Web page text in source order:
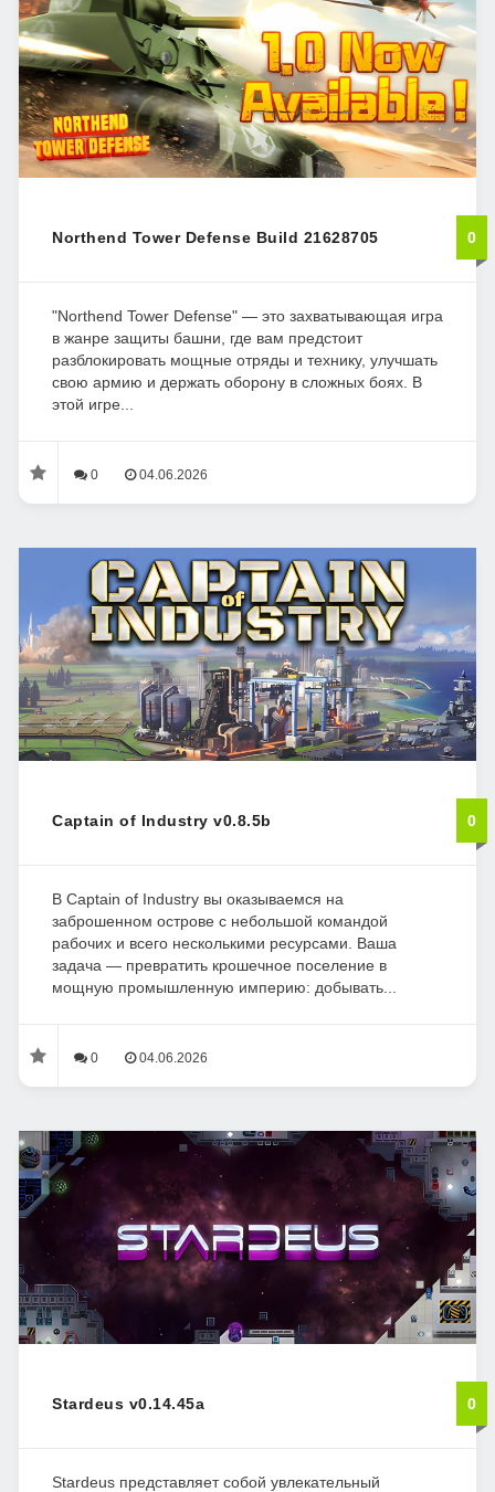
Northend Tower Defense Build 21628705 0
"Northend Tower Defense" — это захватывающая игра
в жанре защиты башни, где вам предстоит
разблокировать мощные отряды и технику, улучшать
свою армию и держать оборону в сложных боях. В
этой игре...
0 04.06.2026
Captain of Industry v0.8.5b 0
В Captain of Industry вы оказываемся на
заброшенном острове с небольшой командой
рабочих и всего несколькими ресурсами. Ваша
задача — превратить крошечное поселение в
мощную промышленную империю: добывать...
0 04.06.2026
Stardeus v0.14.45a 0
Stardeus представляет собой увлекательный